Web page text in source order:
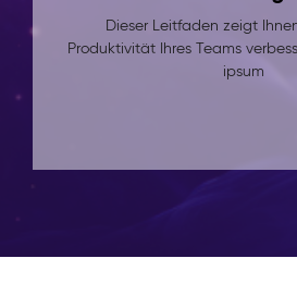
Dieser Leitfaden zeigt
Produktivität Ihres Teams
ipsum